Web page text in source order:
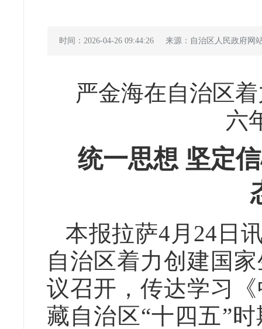
时间：2026-04-26 09:44:26 来源：自治区人民政府网
严金海在自治区
六
统一思想 坚定
本报拉萨4月24日
自治区着力创建国
议召开，传达学习
藏自治区“十四五”